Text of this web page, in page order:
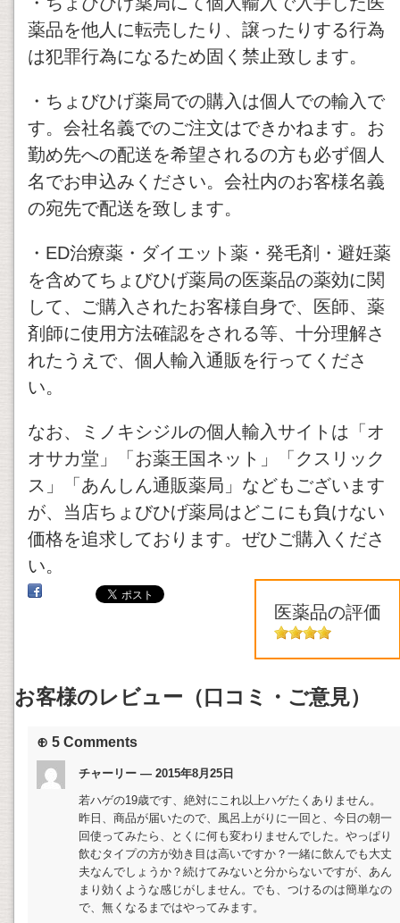
薬品を他人に転売したり、譲ったりする行為
は犯罪行為になるため固く禁止致します。
・ちょびひげ薬局での購入は個人での輸入で
す。会社名義でのご注文はできかねます。お
勤め先への配送を希望されるの方も必ず個人
名でお申込みください。会社内のお客様名義
の宛先で配送を致します。
・ED治療薬・ダイエット薬・発毛剤・避妊薬
を含めてちょびひげ薬局の医薬品の薬効に関
して、ご購入されたお客様自身で、医師、薬
剤師に使用方法確認をされる等、十分理解さ
れたうえで、個人輸入通販を行ってくださ
い。
なお、ミノキシジルの個人輸入サイトは「オ
オサカ堂」「お薬王国ネット」「クスリック
ス」「あんしん通販薬局」などもございます
が、当店ちょびひげ薬局はどこにも負けない
価格を追求しております。ぜひご購入くださ
い。
医薬品の評価
お客様のレビュー（口コミ・ご意見）
⊕ 5 Comments
チャーリー — 2015年8月25日
若ハゲの19歳です、絶対にこれ以上ハゲたくありません。
昨日、商品が届いたので、風呂上がりに一回と、今日の朝一
回使ってみたら、とくに何も変わりませんでした。やっぱり
飲むタイプの方が効き目は高いですか？一緒に飲んでも大丈
夫なんでしょうか？続けてみないと分からないですが、あん
まり効くような感じがしません。でも、つけるのは簡単なの
で、無くなるまではやってみます。